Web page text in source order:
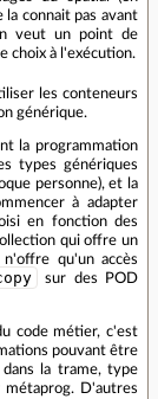
connait pas avant
veut un point de
choix à l'exécution.
les conteneurs
générique.
la programmation
types génériques
personne), et la
à adapter
en fonction des
qui offre un
qu'un accès
sur des POD
code métier, c'est
pouvant être
la trame, type
métaprog. D'autres